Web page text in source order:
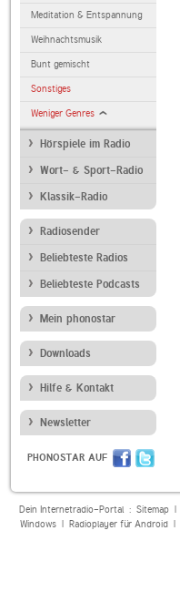
Meditation & Entspannung
Weihnachtsmusik
Bunt gemischt
Sonstiges
Weniger Genres
Hörspiele im Radio
Wort- & Sport-Radio
Klassik-Radio
Radiosender
Beliebteste Radios
Beliebteste Podcasts
Mein phonostar
Downloads
Hilfe & Kontakt
Newsletter
PHONOSTAR AUF
Dein Internetradio-Portal : Sitemap|
Windows| Radioplayer für Android|